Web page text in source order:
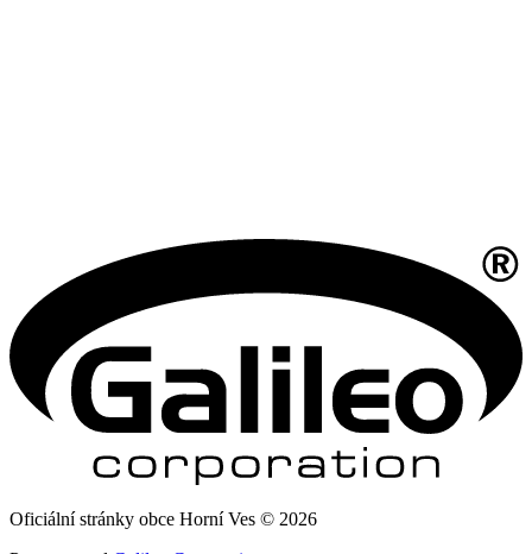
Oficiální stránky obce Horní Ves © 2026